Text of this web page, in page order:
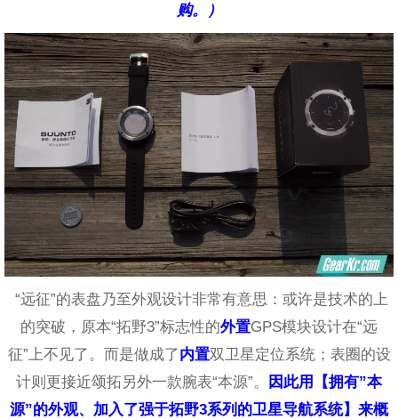
购。）
“远征”的表盘乃至外观设计非常有意思：或许是技术的上
的突破，原本“拓野3”标志性的外置GPS模块设计在“远
征”上不见了。而是做成了内置双卫星定位系统；表圈的设
计则更接近颂拓另外一款腕表“本源”。 因此用【拥有”本
源”的外观、加入了强于拓野3系列的卫星导航系统】来概